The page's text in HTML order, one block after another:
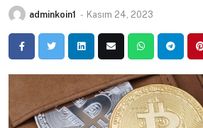
adminkoin1 - Kasım 24, 2023